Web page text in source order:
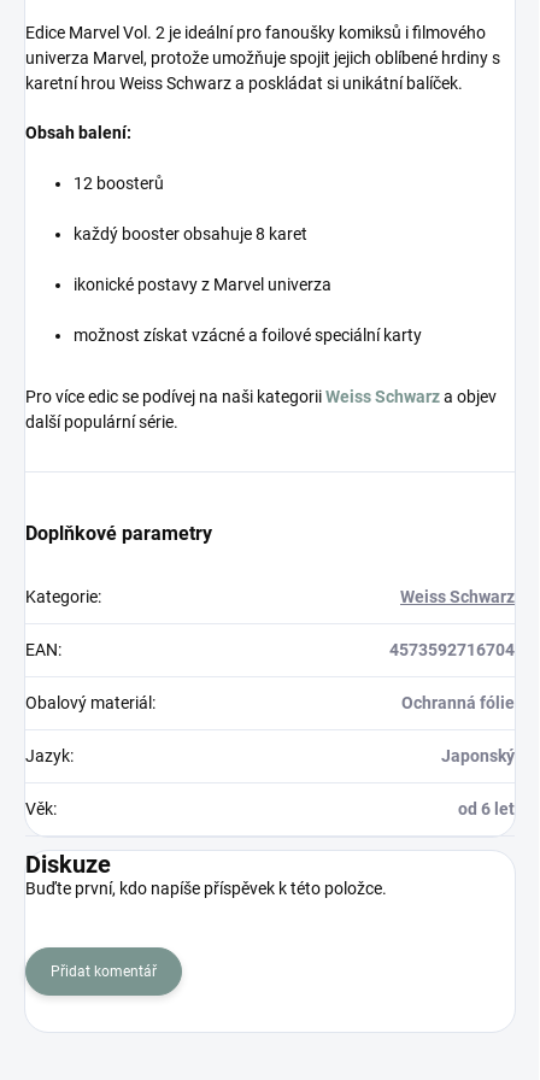
Edice Marvel Vol. 2 je ideální pro fanoušky komiksů i filmového
univerza Marvel, protože umožňuje spojit jejich oblíbené hrdiny s
karetní hrou Weiss Schwarz a poskládat si unikátní balíček.
Obsah balení:
12 boosterů
každý booster obsahuje 8 karet
ikonické postavy z Marvel univerza
možnost získat vzácné a foilové speciální karty
Pro více edic se podívej na naši kategoriiWeiss Schwarza objev
další populární série.
Doplňkové parametry
Kategorie: Weiss Schwarz
EAN: 4573592716704
Obalový materiál : Ochranná fólie
Jazyk: Japonský
Věk: od 6 let
Diskuze
Buďte první, kdo napíše příspěvek k této položce.
Přidat komentář